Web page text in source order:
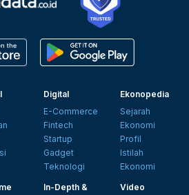
Digital
E-Commerce
Fintech
Startup
Gadget
Teknologi
Ekonopedia
Sejarah
Ekonomi
Profil
Istilah
Ekonomi
In-Depth &
Video